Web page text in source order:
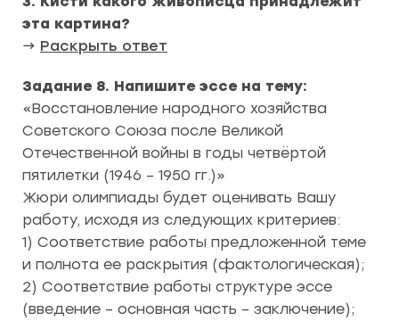
эта картина?
→ Раскрыть ответ
Задание 8. Напишите эссе на тему:
«Восстановление народного хозяйства
Советского Союза после Великой
Отечественной войны в годы четвёртой
пятилетки (1946 – 1950 гг.)»
Жюри олимпиады будет оценивать Вашу
работу, исходя из следующих критериев:
1) Соответствие работы предложенной теме
и полнота ее раскрытия (фактологическая);
2) Соответствие работы структуре эссе
(введение – основная часть – заключение);